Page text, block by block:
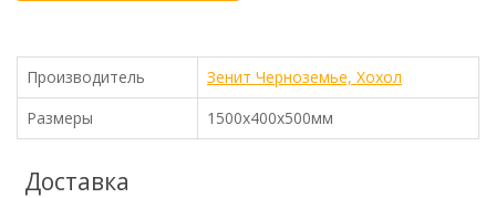
Производитель
Зенит Черноземье, Хохол
Размеры
1500х400х500мм
Доставка